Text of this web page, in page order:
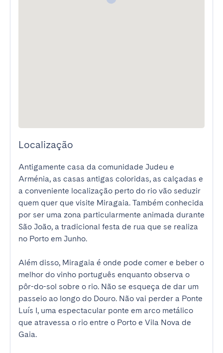
Localização
Antigamente casa da comunidade Judeu e
Arménia, as casas antigas coloridas, as calçadas e
a conveniente localização perto do rio vão seduzir
quem quer que visite Miragaia. Também conhecida
por ser uma zona particularmente animada durante
São João, a tradicional festa de rua que se realiza
no Porto em Junho.
Além disso, Miragaia é onde pode comer e beber o
melhor do vinho português enquanto observa o
pôr-do-sol sobre o rio. Não se esqueça de dar um
passeio ao longo do Douro. Não vai perder a Ponte
Luís I, uma espectacular ponte em arco metálico
que atravessa o rio entre o Porto e Vila Nova de
Gaia.